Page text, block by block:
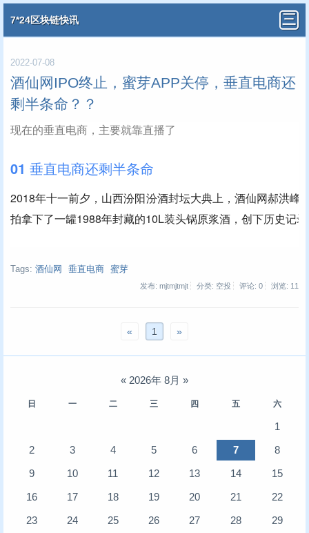
7*24区块链快讯
2022-07-08
酒仙网IPO终止，蜜芽APP关停，垂直电商还
剩半条命？？
现在的垂直电商，主要就靠直播了
01 垂直电商还剩半条命
2018年十一前夕，山西汾阳汾酒封坛大典上，酒仙网郝洪峰
拍拿下了一罐1988年封藏的10L装头锅原浆酒，创下历史记
Tags: 酒仙网 垂直电商 蜜芽
发布: mjtmjtmjt 分类: 空投 评论: 0 浏览: 11
« 1 »
« 2026年 8月 »
日 一 二 三 四 五 六
1
2
3 4 5 6 7
8
9
10 11 12 13 14
15
16
17 18 19 20 21
22
23
24 25 26 27 28
29